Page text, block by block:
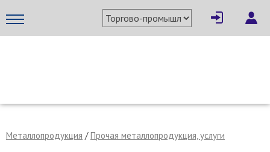
Металлопродукция /Прочая металлопродукция, услуги
× Написать поставщику